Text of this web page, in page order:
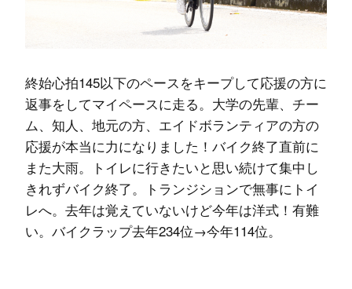
終始心拍145以下のペースをキープして応援の方に
返事をしてマイペースに走る。大学の先輩、チー
ム、知人、地元の方、エイドボランティアの方の
応援が本当に力になりました！バイク終了直前に
また大雨。トイレに行きたいと思い続けて集中し
きれずバイク終了。トランジションで無事にトイ
レへ。去年は覚えていないけど今年は洋式！有難
い。バイクラップ去年234位→今年114位。